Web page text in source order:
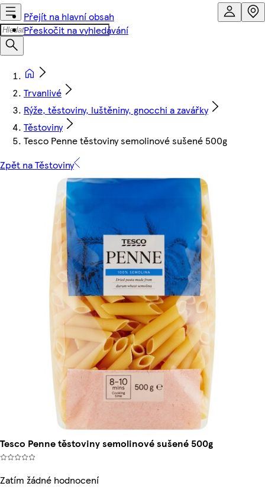
Přejít na hlavní obsah
Přeskočit na vyhledávání
Trvanlivé
Rýže, těstoviny, luštěniny, gnocchi a zavářky
Těstoviny
Tesco Penne těstoviny semolinové sušené 500g
Zpět na Těstoviny
Tesco Penne těstoviny semolinové sušené 500g
Zatím žádné hodnocení